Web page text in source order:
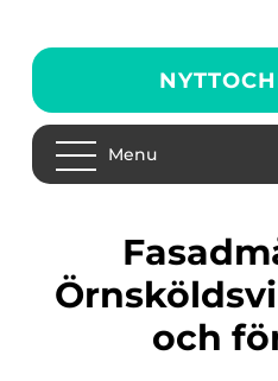
Menu
Fasadmålning i
och